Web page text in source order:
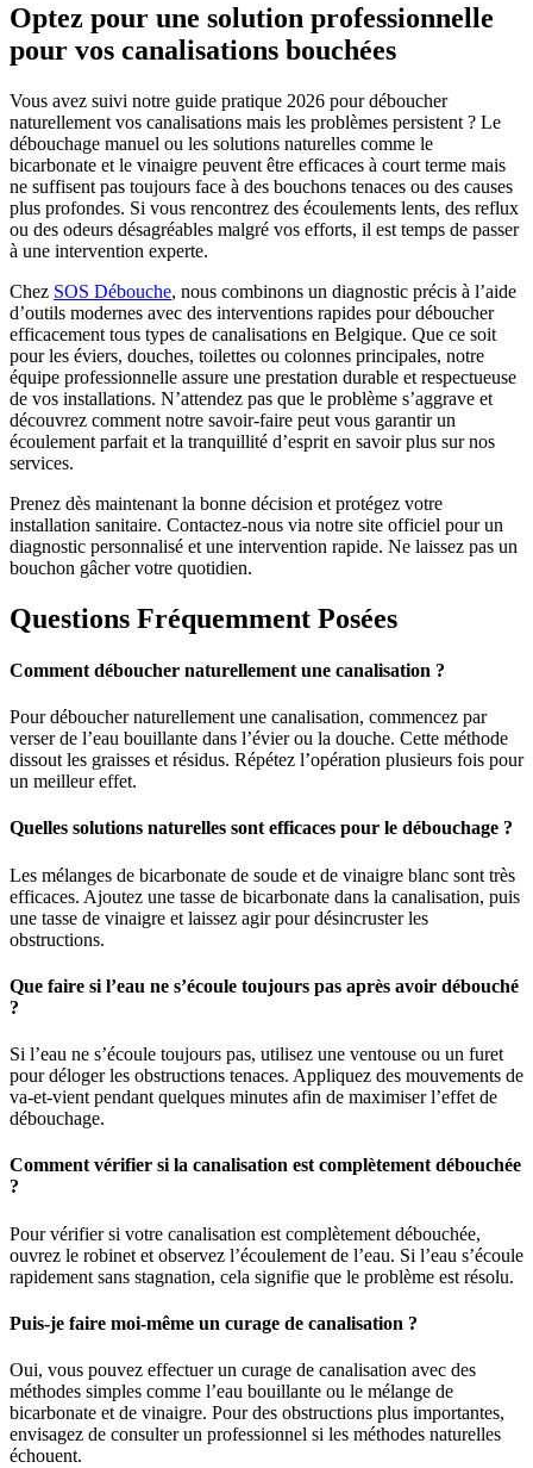
Optez pour une solution professionnelle
pour vos canalisations bouchées
Vous avez suivi notre guide pratique 2026 pour déboucher
naturellement vos canalisations mais les problèmes persistent ? Le
débouchage manuel ou les solutions naturelles comme le
bicarbonate et le vinaigre peuvent être efficaces à court terme mais
ne suffisent pas toujours face à des bouchons tenaces ou des causes
plus profondes. Si vous rencontrez des écoulements lents, des reflux
ou des odeurs désagréables malgré vos efforts, il est temps de passer
à une intervention experte.
Chez SOS Débouche, nous combinons un diagnostic précis à l’aide
d’outils modernes avec des interventions rapides pour déboucher
efficacement tous types de canalisations en Belgique. Que ce soit
pour les éviers, douches, toilettes ou colonnes principales, notre
équipe professionnelle assure une prestation durable et respectueuse
de vos installations. N’attendez pas que le problème s’aggrave et
découvrez comment notre savoir-faire peut vous garantir un
écoulement parfait et la tranquillité d’esprit en savoir plus sur nos
services.
Prenez dès maintenant la bonne décision et protégez votre
installation sanitaire. Contactez-nous via notre site officiel pour un
diagnostic personnalisé et une intervention rapide. Ne laissez pas un
bouchon gâcher votre quotidien.
Questions Fréquemment Posées
Comment déboucher naturellement une canalisation ?
Pour déboucher naturellement une canalisation, commencez par
verser de l’eau bouillante dans l’évier ou la douche. Cette méthode
dissout les graisses et résidus. Répétez l’opération plusieurs fois pour
un meilleur effet.
Quelles solutions naturelles sont efficaces pour le débouchage ?
Les mélanges de bicarbonate de soude et de vinaigre blanc sont très
efficaces. Ajoutez une tasse de bicarbonate dans la canalisation, puis
une tasse de vinaigre et laissez agir pour désincruster les
obstructions.
Que faire si l’eau ne s’écoule toujours pas après avoir débouché
?
Si l’eau ne s’écoule toujours pas, utilisez une ventouse ou un furet
pour déloger les obstructions tenaces. Appliquez des mouvements de
va-et-vient pendant quelques minutes afin de maximiser l’effet de
débouchage.
Comment vérifier si la canalisation est complètement débouchée
?
Pour vérifier si votre canalisation est complètement débouchée,
ouvrez le robinet et observez l’écoulement de l’eau. Si l’eau s’écoule
rapidement sans stagnation, cela signifie que le problème est résolu.
Puis-je faire moi-même un curage de canalisation ?
Oui, vous pouvez effectuer un curage de canalisation avec des
méthodes simples comme l’eau bouillante ou le mélange de
bicarbonate et de vinaigre. Pour des obstructions plus importantes,
envisagez de consulter un professionnel si les méthodes naturelles
échouent.